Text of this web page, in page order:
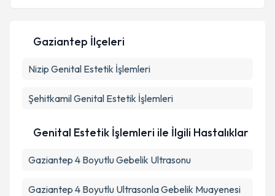
Metni'ni okudum ve kişisel verilerimin belirtilen
Gaziantep İlçeleri
Nizip Genital Estetik İşlemleri
ŞehitkamilGenital Estetik İşlemleri
Genital Estetik İşlemleri ile İlgili Hastalıklar
Gaziantep 4 Boyutlu Gebelik Ultrasonu
Gaziantep 4 Boyutlu Ultrasonla Gebelik Muayenesi